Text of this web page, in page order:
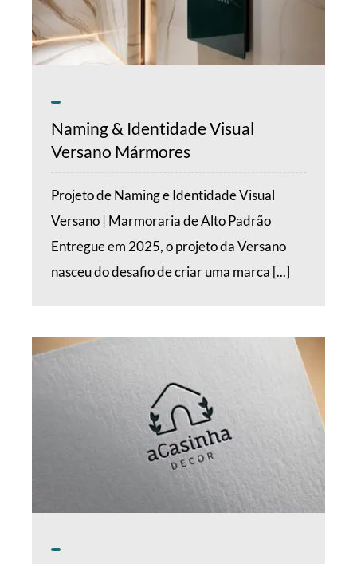
Naming & Identidade Visual
Versano Mármores
Projeto de Naming e Identidade Visual
Versano | Marmoraria de Alto Padrão
Entregue em 2025, o projeto da Versano
nasceu do desafio de criar uma marca [...]